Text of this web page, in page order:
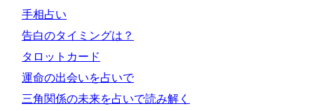
手相占い
告白のタイミングは？
タロットカード
運命の出会いを占いで
三角関係の未来を占いで読み解く